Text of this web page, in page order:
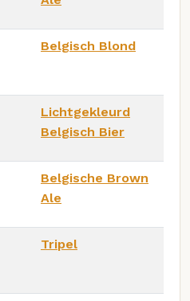
Belgisch Blond
Lichtgekleurd
Belgisch Bier
Belgische Brown
Ale
Tripel